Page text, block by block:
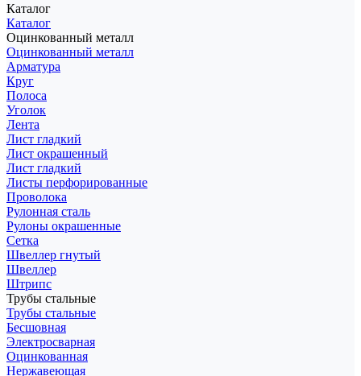
Каталог
Каталог
Оцинкованный металл
Оцинкованный металл
Арматура
Круг
Полоса
Уголок
Лента
Лист гладкий
Лист окрашенный
Лист гладкий
Листы перфорированные
Проволока
Рулонная сталь
Рулоны окрашенные
Сетка
Швеллер гнутый
Швеллер
Штрипс
Трубы стальные
Трубы стальные
Бесшовная
Электросварная
Оцинкованная
Нержавеющая